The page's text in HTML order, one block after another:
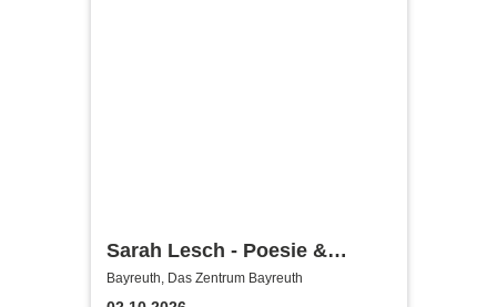
Sarah Lesch - Poesie &
Widerstand Tour
Bayreuth, Das Zentrum Bayreuth